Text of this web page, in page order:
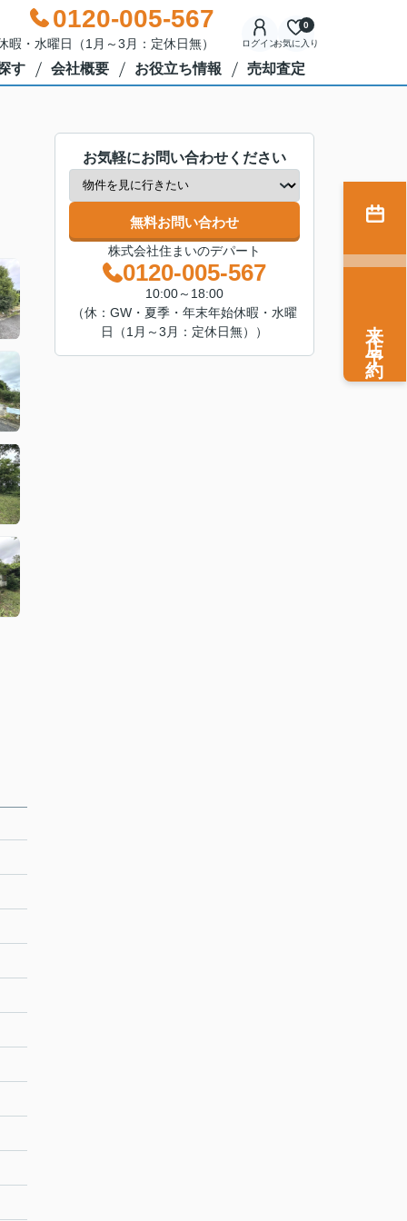
0120-005-567
・水曜日（1月～3月：定休日無） ログインお気に入り
0
す 会社概要 お役立ち情報 売却査定
お気軽にお問い合わせください
無料お問い合わせ
株式会社住まいのデパート
0120-005-567
10:00～18:00
（休：GW・夏季・年末年始休暇・水曜
日（1月～3月：定休日無））
来店予約